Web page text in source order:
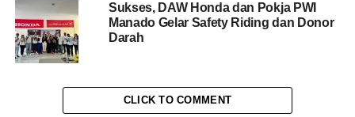
Sukses, DAW Honda dan Pokja PWI
Manado Gelar Safety Riding dan Donor
Darah
CLICK TO COMMENT